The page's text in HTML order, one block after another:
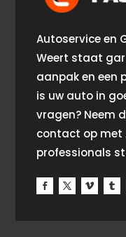
Autoservice en
Weert staat
aanpak en een
is uw auto in
vragen? Neem
contact op met
professionals